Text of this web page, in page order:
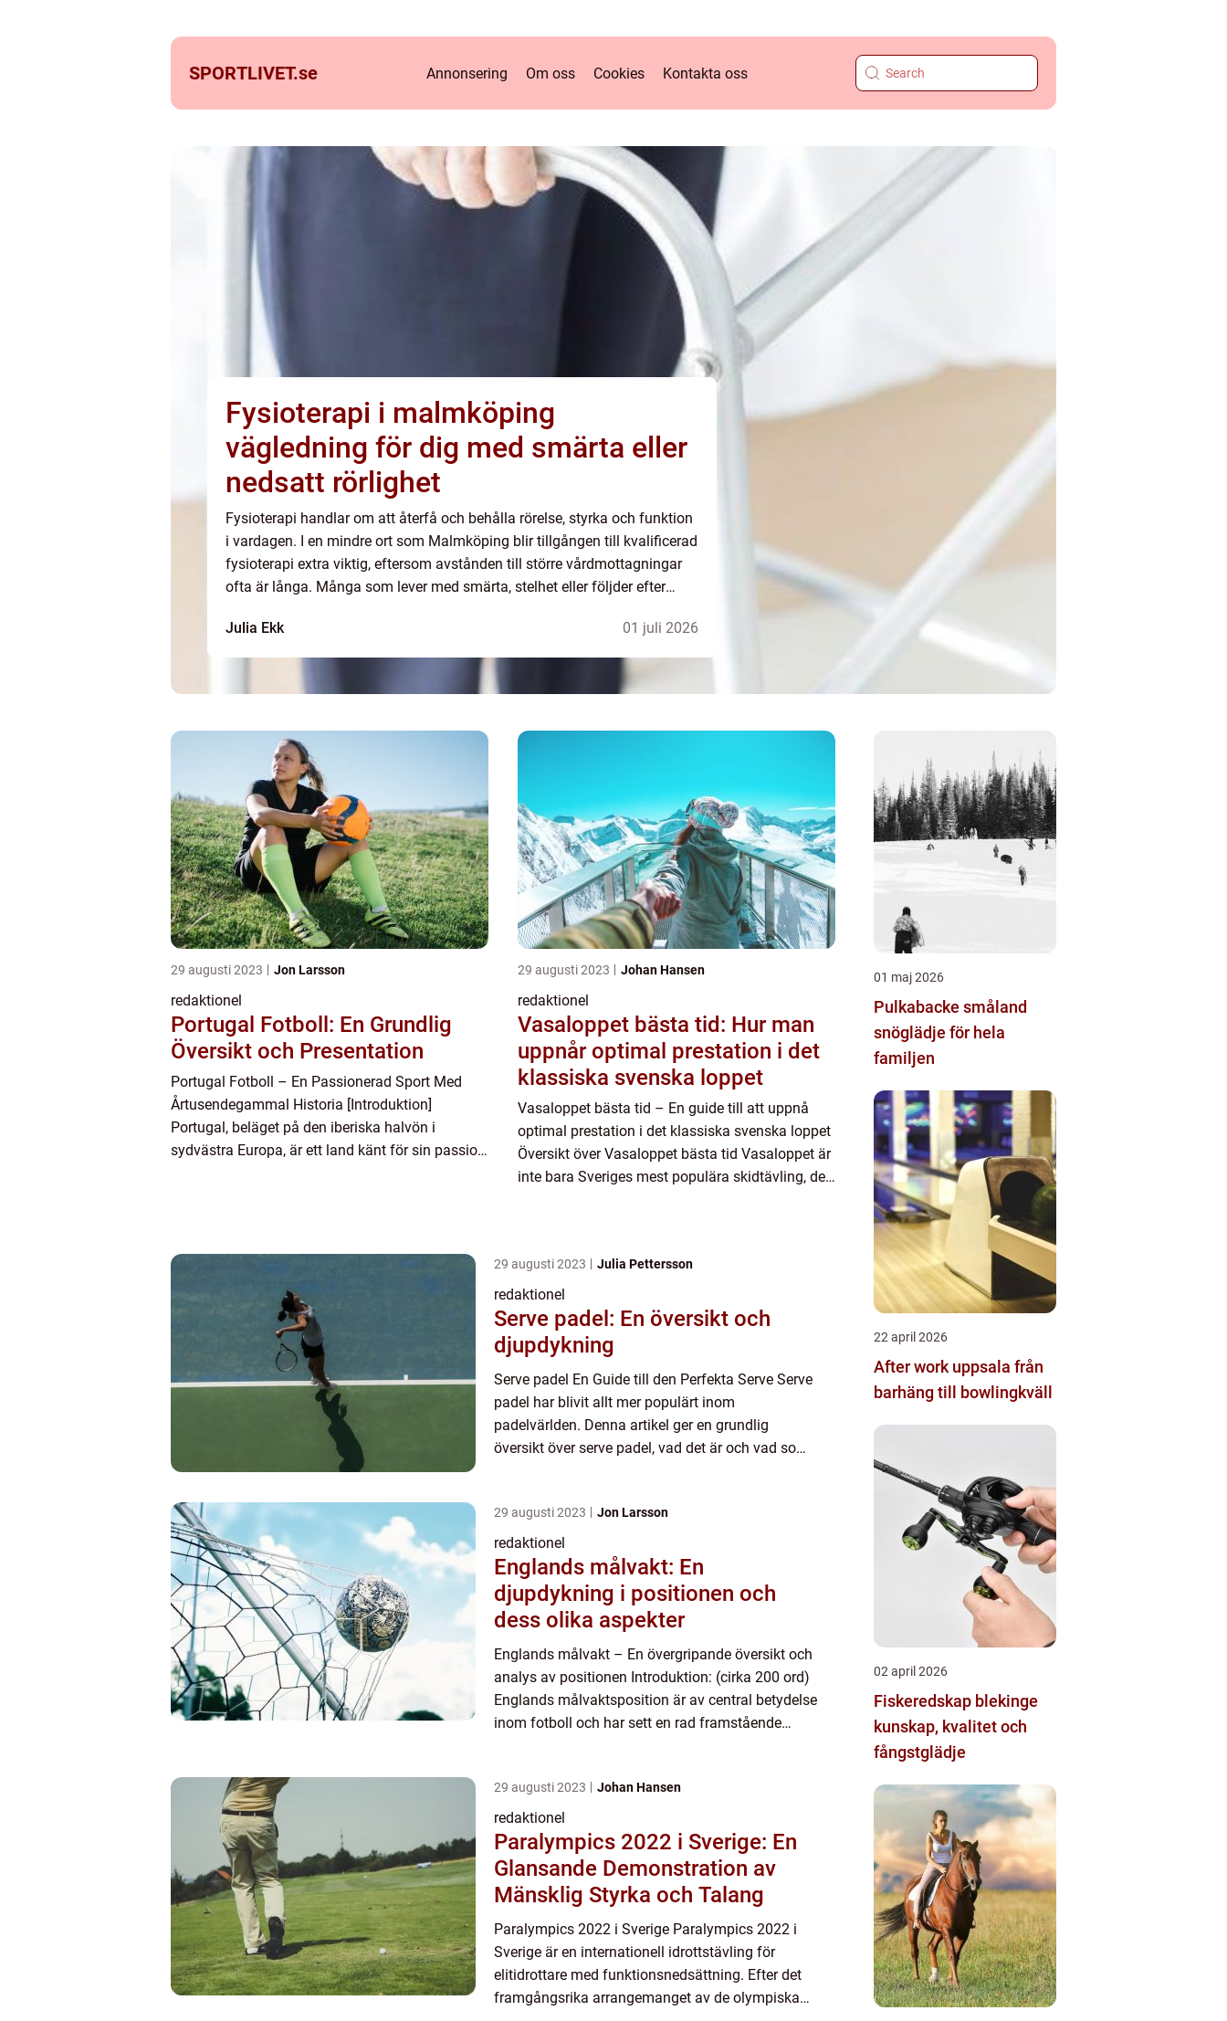
SPORTLIVET.se Annonsering Om oss Cookies Kontakta oss
Fysioterapi i malmköping
vägledning för dig med smärta eller
nedsatt rörlighet
Fysioterapi handlar om att återfå och behålla rörelse, styrka och funktion
i vardagen. I en mindre ort som Malmköping blir tillgången till kvalificerad
fysioterapi extra viktig, eftersom avstånden till större vårdmottagningar
ofta är långa. Många som lever med smärta, stelhet eller följder efter
Julia Ekk
01 juli 2026
29 augusti 2023 Jon Larsson
redaktionel
Portugal Fotboll: En Grundlig
Översikt och Presentation
Portugal Fotboll – En Passionerad Sport Med
Årtusendegammal Historia [Introduktion]
Portugal, beläget på den iberiska halvön i
sydvästra Europa, är ett land känt för sin passion
29 augusti 2023 Johan Hansen
redaktionel
Vasaloppet bästa tid: Hur man
uppnår optimal prestation i det
klassiska svenska loppet
Vasaloppet bästa tid – En guide till att uppnå
optimal prestation i det klassiska svenska loppet
Översikt över Vasaloppet bästa tid Vasaloppet är
inte bara Sveriges mest populära skidtävling, det
29 augusti 2023 Julia Pettersson
redaktionel
Serve padel: En översikt och
djupdykning
Serve padel En Guide till den Perfekta Serve Serve
padel har blivit allt mer populärt inom
padelvärlden. Denna artikel ger en grundlig
översikt över serve padel, vad det är och vad som
29 augusti 2023 Jon Larsson
redaktionel
Englands målvakt: En
djupdykning i positionen och
dess olika aspekter
Englands målvakt – En övergripande översikt och
analys av positionen Introduktion: (cirka 200 ord)
Englands målvaktsposition är av central betydelse
inom fotboll och har sett en rad framstående
29 augusti 2023 Johan Hansen
redaktionel
Paralympics 2022 i Sverige: En
Glansande Demonstration av
Mänsklig Styrka och Talang
Paralympics 2022 i Sverige Paralympics 2022 i
Sverige är en internationell idrottstävling för
elitidrottare med funktionsnedsättning. Efter det
framgångsrika arrangemanget av de olympiska
01 maj 2026
Pulkabacke småland
snöglädje för hela
familjen
22 april 2026
After work uppsala från
barhäng till bowlingkväll
02 april 2026
Fiskeredskap blekinge
kunskap, kvalitet och
fångstglädje